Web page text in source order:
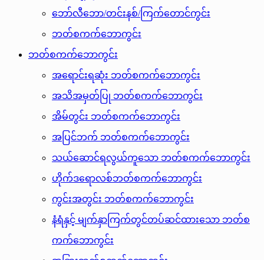
ဘော်လီဘော/တင်းနစ်/ကြက်တောင်ကွင်း
ဘတ်စကက်ဘောကွင်း
ဘတ်စကက်ဘောကွင်း
အရောင်းရဆုံး ဘတ်စကက်ဘောကွင်း
အသိအမှတ်ပြု ဘတ်စကက်ဘောကွင်း
အိမ်တွင်း ဘတ်စကက်ဘောကွင်း
အပြင်ဘက် ဘတ်စကက်ဘောကွင်း
သယ်ဆောင်ရလွယ်ကူသော ဘတ်စကက်ဘောကွင်း
ဟိုက်ဒရောလစ်ဘတ်စကက်ဘောကွင်း
ကွင်းအတွင်း ဘတ်စကက်ဘောကွင်း
နံရံနှင့် မျက်နှာကြက်တွင်တပ်ဆင်ထားသော ဘတ်စ
ကက်ဘောကွင်း